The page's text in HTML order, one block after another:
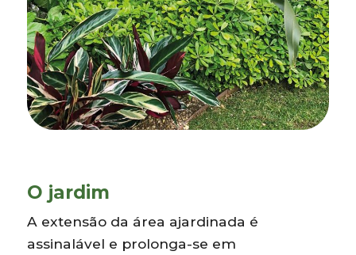
O jardim
A extensão da área ajardinada é
assinalável e prolonga-se em